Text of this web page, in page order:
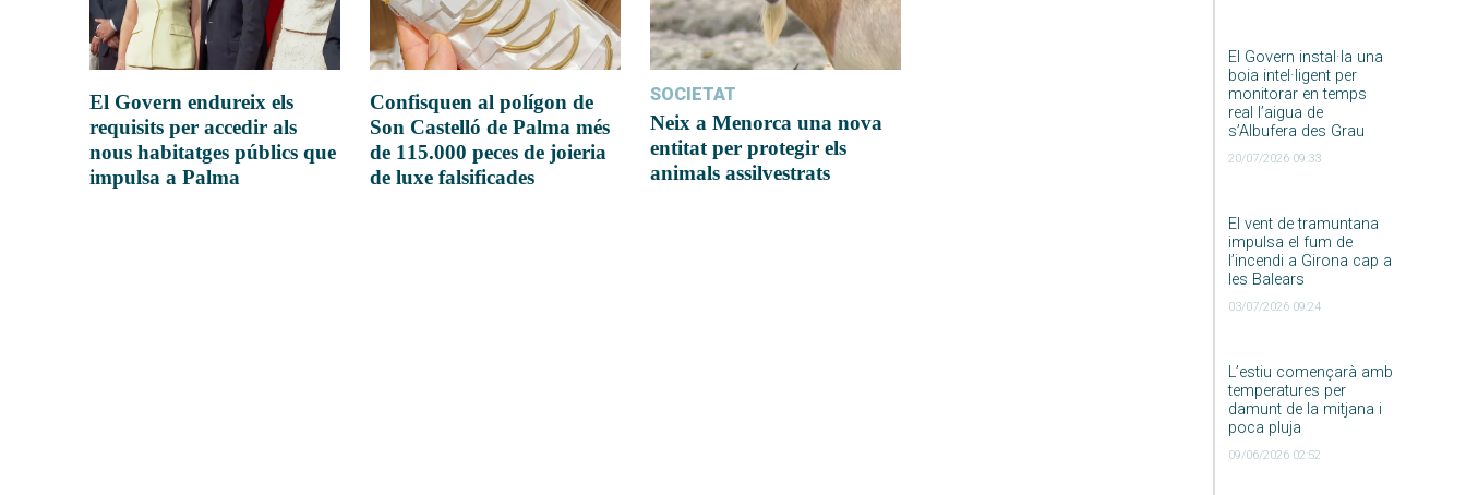
El Govern instal·la una
boia intel·ligent per
monitorar en temps
real l’aigua de
s’Albufera des Grau
20/07/2026 09:33
El vent de tramuntana
impulsa el fum de
l’incendi a Girona cap a
les Balears
03/07/2026 09:24
L’estiu començarà amb
temperatures per
damunt de la mitjana i
poca pluja
09/06/2026 02:52
El Govern endureix els
requisits per accedir als
nous habitatges públics que
impulsa a Palma
Confisquen al polígon de
Son Castelló de Palma més
de 115.000 peces de joieria
de luxe falsificades
SOCIETAT
Neix a Menorca una nova
entitat per protegir els
animals assilvestrats